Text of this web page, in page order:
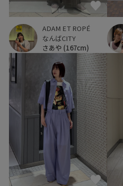
ADAM ET ROPÉ
なんばCITY
さあや (167cm)